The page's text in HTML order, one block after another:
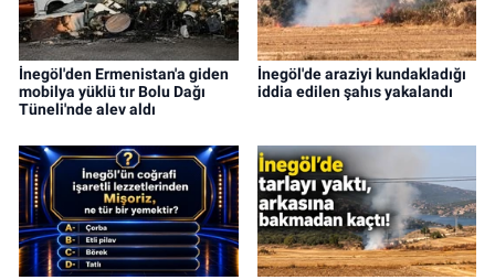
İnegöl'den Ermenistan'a giden
mobilya yüklü tır Bolu Dağı
Tüneli'nde alev aldı
İnegöl'de araziyi kundakladığı
iddia edilen şahıs yakalandı